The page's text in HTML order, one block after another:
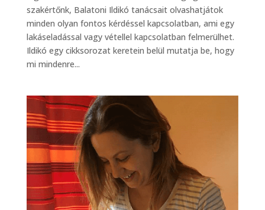
szakértőnk, Balatoni Ildikó tanácsait olvashatjátok
minden olyan fontos kérdéssel kapcsolatban, ami egy
lakáseladással vagy vétellel kapcsolatban felmerülhet.
Ildikó egy cikksorozat keretein belül mutatja be, hogy
mi mindenre...